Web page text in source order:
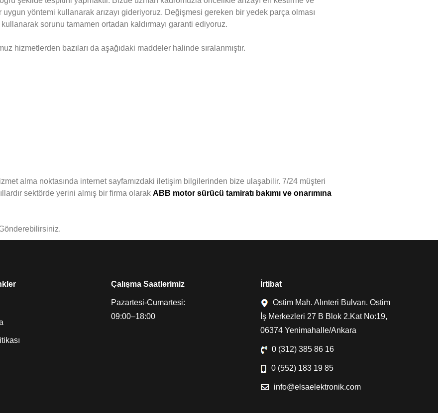
yöntemi kullanarak arızayı gideriyoruz. Değişmesi gereken bir yedek parça olması
sorunu tamamen ortadan kaldırmayı garanti ediyoruz.
hizmetlerden bazıları da aşağıdaki maddeler halinde sıralanmıştır.
alma noktasında internet sayfamızdaki iletişim bilgilerinden bize ulaşabilir. 7/24 müşteri
sektörde yerini almış bir firma olarak ABB motor sürücü tamiratı bakımı ve onarımına
Çalışma Saatlerimiz
Pazartesi-Cumartesi:
09:00–18:00
İrtibat
Ostim Mah. Alınteri Bulvarı. Ostim
İş Merkezleri 27 B Blok 2.Kat No:19,
06374 Yenimahalle/Ankara
0 (312) 385 86 16
0 (552) 183 19 85
info@elsaelektronik.com